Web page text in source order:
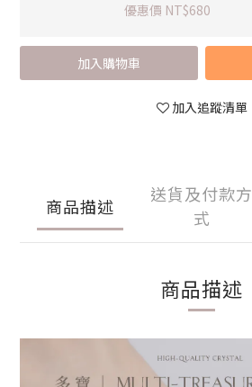
優惠價 NT$680
加入購物車
加入追蹤清單
商品描述
送貨及付款方
式
商品描述